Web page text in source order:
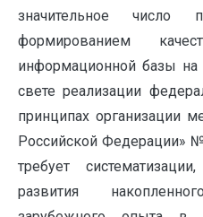
значительное число
формированием
информационной базы
свете реализации
принципах организации
Российской Федерации»
требует
развития